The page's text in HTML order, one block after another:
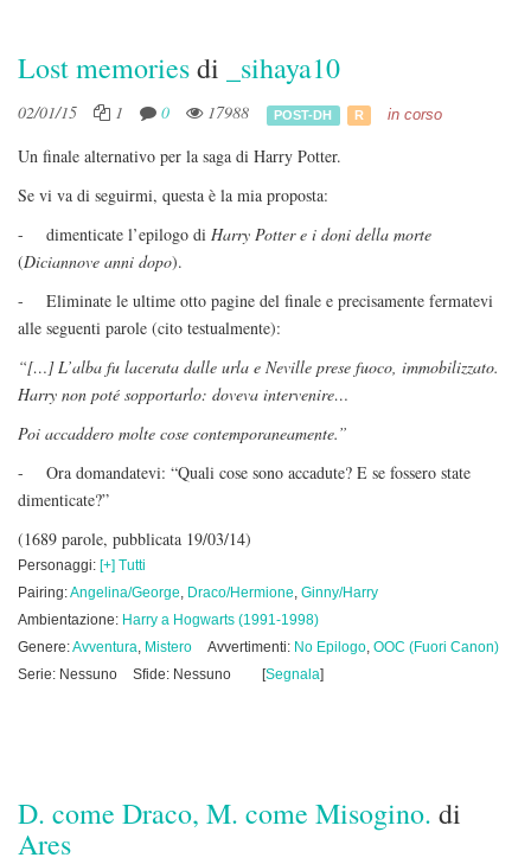
Lost memoriesdi _sihaya10
02/01/15 1 0 17988 POST-DH R in corso
Un finale alternativo per la saga di Harry Potter.
Se vi va di seguirmi, questa è la mia proposta:
- dimenticate l’epilogo di Harry Potter e i doni della morte
(Diciannove anni dopo).
- Eliminate le ultime otto pagine del finale e precisamente fermatevi
alle seguenti parole (cito testualmente):
“[…] L’alba fu lacerata dalle urla e Neville prese fuoco, immobilizzato.
Harry non poté sopportarlo: doveva intervenire…
Poi accaddero molte cose contemporaneamente.”
- Ora domandatevi: “Quali cose sono accadute? E se fossero state
dimenticate?”
(1689 parole, pubblicata 19/03/14)
Personaggi: [+] Tutti
Pairing:Angelina/George, Draco/Hermione, Ginny/Harry
Ambientazione: Harry a Hogwarts (1991-1998)
Genere:Avventura, Mistero Avvertimenti: No Epilogo, OOC (Fuori Canon)
Serie: Nessuno
Sfide: Nessuno [Segnala]
D. come Draco, M. come Misogino. di
Ares